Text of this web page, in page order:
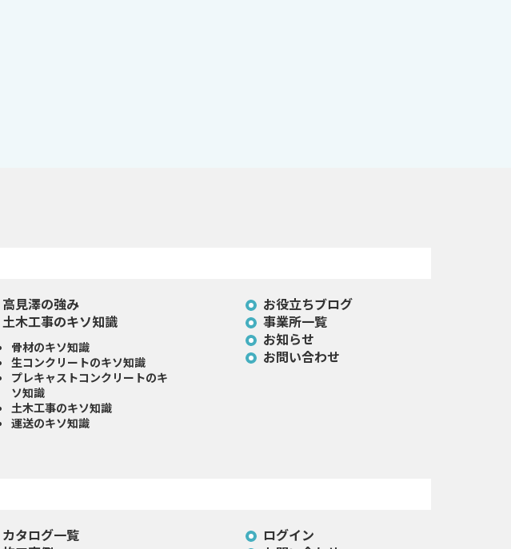
高見澤の強み
土木工事のキソ知識
骨材のキソ知識
生コンクリートのキソ知識
プレキャストコンクリートのキ
ソ知識
土木工事のキソ知識
運送のキソ知識
お役立ちブログ
事業所一覧
お知らせ
お問い合わせ
カタログ一覧
ログイン